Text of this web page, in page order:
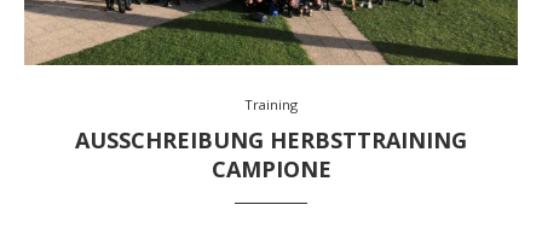
Training
AUSSCHREIBUNG HERBSTTRAINING
CAMPIONE